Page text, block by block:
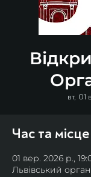
вт, 01
Час та місце
01 вер. 2026 р.,
Львівський